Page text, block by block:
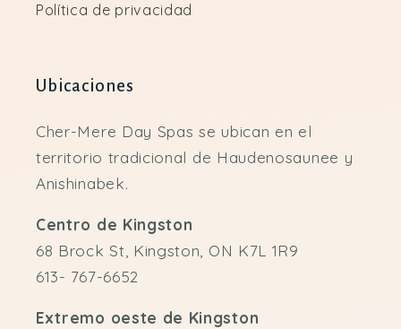
Política de privacidad
Ubicaciones
Cher-Mere Day Spas se ubican en el
territorio tradicional de Haudenosaunee y
Anishinabek.
Centro de Kingston
68 Brock St, Kingston, ON K7L 1R9
613- 767-6652
Extremo oeste de Kingston